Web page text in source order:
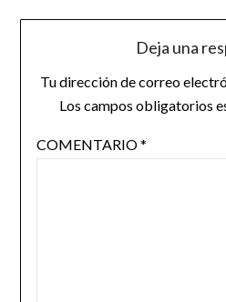
Deja una
Tu dirección de correo
Los campos obligatorios
COMENTARIO*